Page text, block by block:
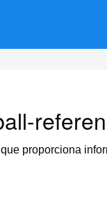
proporciona